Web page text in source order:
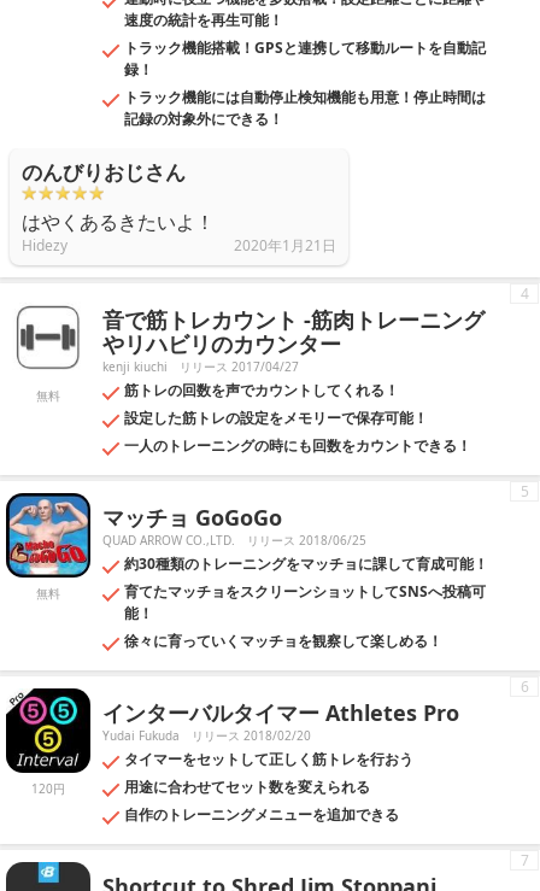
速度の統計を再生可能！
トラック機能搭載！GPSと連携して移動ルートを自動記
録！
トラック機能には自動停止検知機能も用意！停止時間は
記録の対象外にできる！
のんびりおじさん
はやくあるきたいよ！
Hidezy 2020年1月21日
無料
音で筋トレカウント -筋肉トレーニング
やリハビリのカウンター
kenji kiuchi リリース 2017/04/27
筋トレの回数を声でカウントしてくれる！
設定した筋トレの設定をメモリーで保存可能！
一人のトレーニングの時にも回数をカウントできる！
4
無料
マッチョ GoGoGo
QUAD ARROW CO.,LTD. リリース 2018/06/25
約30種類のトレーニングをマッチョに課して育成可能！
育てたマッチョをスクリーンショットしてSNSへ投稿可
能！
徐々に育っていくマッチョを観察して楽しめる！
5
120円
インターバルタイマー Athletes Pro
Yudai Fukuda リリース 2018/02/20
タイマーをセットして正しく筋トレを行おう
用途に合わせてセット数を変えられる
自作のトレーニングメニューを追加できる
6
7